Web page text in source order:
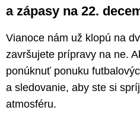
a zápasy na 22.
Vianoce nám už klopú na
završujete prípravy na ne.
ponúknuť ponuku
a sledovanie, aby ste si
atmosféru.